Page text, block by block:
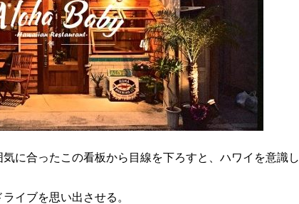
に合ったこの看板から目線を下ろすと、ハワイを意識し
イブを思い出させる。